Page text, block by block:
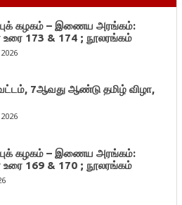
கழகம் – இணைய அரங்கம்:
173 & 174 ; நூலரங்கம்
வட்டம், 7ஆவது ஆண்டு தமிழ் விழா,
கழகம் – இணைய அரங்கம்:
169 & 170 ; நூலரங்கம்